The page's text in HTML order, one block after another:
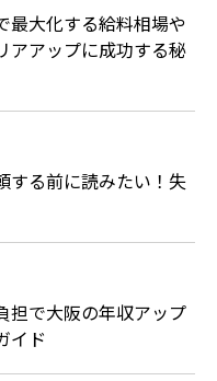
最大化する給料相場や
アアップに成功する秘
する前に読みたい！失
担で大阪の年収アップ
イド